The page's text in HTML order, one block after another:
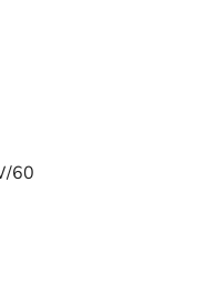
60